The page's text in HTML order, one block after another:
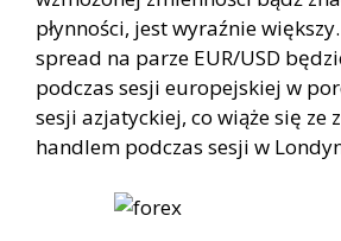
płynności, jest wyraźnie
spread na parze EUR/USD
podczas sesji europejskiej w
sesji azjatyckiej, co wiąże się ze
handlem podczas sesji w